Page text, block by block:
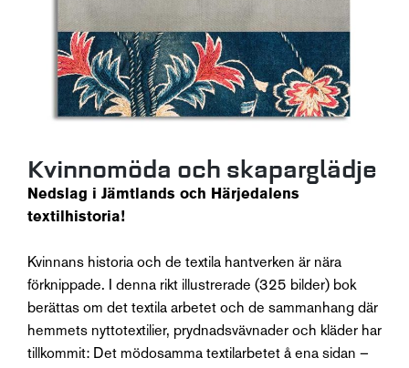
Kvinnomöda och skaparglädje
Nedslag i Jämtlands och Härjedalens
textilhistoria!
Kvinnans historia och de textila hantverken är nära
förknippade. I denna rikt illustrerade (325 bilder) bok
berättas om det textila arbetet och de sammanhang där
hemmets nyttotextilier, prydnadsvävnader och kläder har
tillkommit: Det mödosamma textilarbetet å ena sidan –